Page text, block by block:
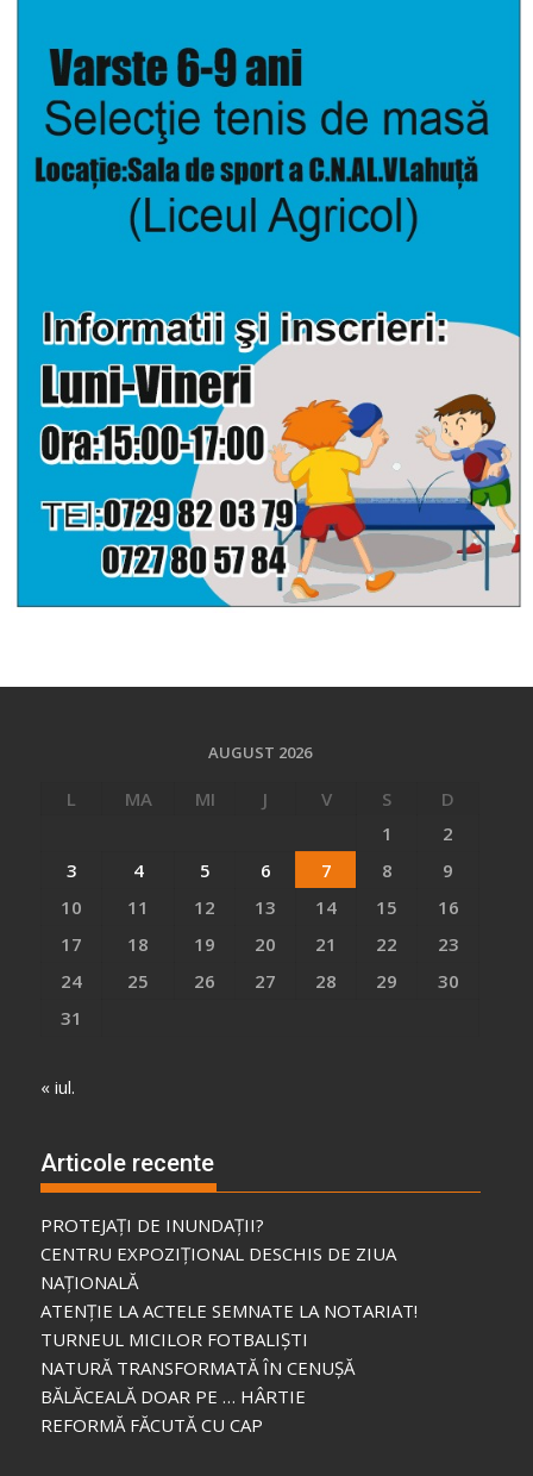
AUGUST 2026
L MA MI J V S
D
1
2
3
4 5 6 7 8
9
10
11 12 13 14 15
16
17
18 19 20 21 22
23
24
25 26 27 28 29
30
31
« iul.
Articole recente
PROTEJAȚI DE INUNDAȚII?
CENTRU EXPOZIȚIONAL DESCHIS DE ZIUA
NAȚIONALĂ
ATENȚIE LA ACTELE SEMNATE LA NOTARIAT!
TURNEUL MICILOR FOTBALIȘTI
NATURĂ TRANSFORMATĂ ÎN CENUȘĂ
BĂLĂCEALĂ DOAR PE … HÂRTIE
REFORMĂ FĂCUTĂ CU CAP